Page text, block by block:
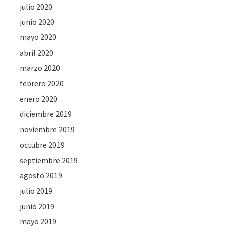
julio 2020
junio 2020
mayo 2020
abril 2020
marzo 2020
febrero 2020
enero 2020
diciembre 2019
noviembre 2019
octubre 2019
septiembre 2019
agosto 2019
julio 2019
junio 2019
mayo 2019